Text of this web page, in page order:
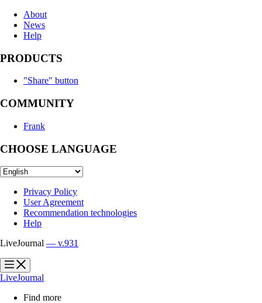
About
News
Help
PRODUCTS
"Share" button
COMMUNITY
Frank
CHOOSE LANGUAGE
Privacy Policy
User Agreement
Recommendation technologies
Help
LiveJournal — v.931
?
?
LiveJournal
Find more